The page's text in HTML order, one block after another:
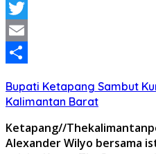
WhatsApp
Twitter
Email
Bupati Ketapang Sambut
Kalimantan Barat
Ketapang//
Alexander Wilyo bersama